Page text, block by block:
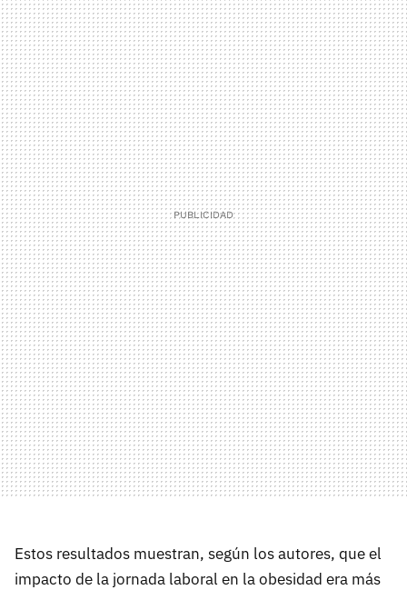
Estos resultados muestran, según los autores, que el
impacto de la jornada laboral en la obesidad era más